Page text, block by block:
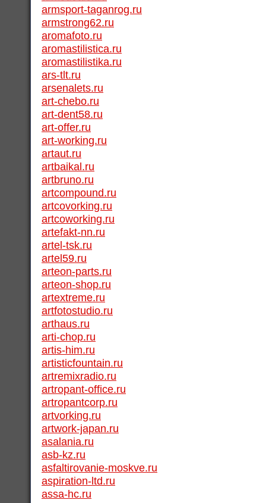
armsport-taganrog.ru
armstrong62.ru
aromafoto.ru
aromastilistica.ru
aromastilistika.ru
ars-tlt.ru
arsenalets.ru
art-chebo.ru
art-dent58.ru
art-offer.ru
art-working.ru
artaut.ru
artbaikal.ru
artbruno.ru
artcompound.ru
artcovorking.ru
artcoworking.ru
artefakt-nn.ru
artel-tsk.ru
artel59.ru
arteon-parts.ru
arteon-shop.ru
artextreme.ru
artfotostudio.ru
arthaus.ru
arti-chop.ru
artis-him.ru
artisticfountain.ru
artremixradio.ru
artropant-office.ru
artropantcorp.ru
artvorking.ru
artwork-japan.ru
asalania.ru
asb-kz.ru
asfaltirovanie-moskve.ru
aspiration-ltd.ru
assa-hc.ru